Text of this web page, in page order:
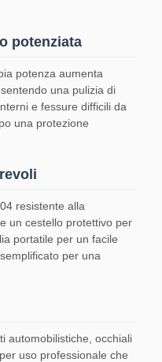
potenziata
potenza aumenta
una pulizia di
e fessure difficili da
una protezione
resistente alla
un cestello protettivo per
portatile per un facile
per una
automobilistiche, occhiali
uso professionale che